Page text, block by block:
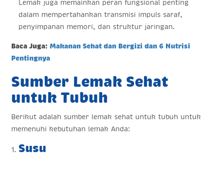
Lemak juga memainkan peran fungsional penting
dalam mempertahankan transmisi impuls saraf,
penyimpanan memori, dan struktur jaringan.
Baca Juga: Makanan Sehat dan Bergizi dan 6 Nutrisi
Pentingnya
Sumber Lemak Sehat
untuk Tubuh
Berikut adalah sumber lemak sehat untuk tubuh untuk
memenuhi kebutuhan lemak Anda:
Susu